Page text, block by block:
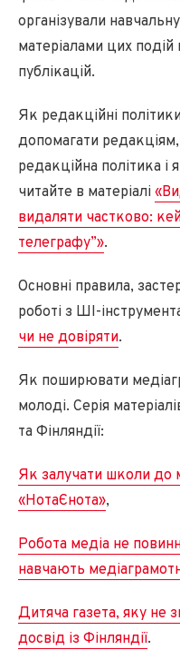
організували
матеріалами цих
публікацій.
Як редакційні
допомагати
редакційна політика і
читайте в матеріалі
видаляти частково:
телеграфу”».
Основні правила,
роботі з ШІ-
чи не довіряти.
Як поширювати
молоді. Серія
та Фінляндії:
Як залучати школи до
«НотаЄнота»,
Робота медіа не
навчають
Дитяча газета, яку не
досвід із Фінляндії.